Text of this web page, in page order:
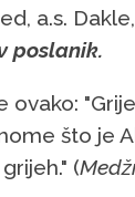
a.s. Dakle,
poslanik.
ovako:
što je
(